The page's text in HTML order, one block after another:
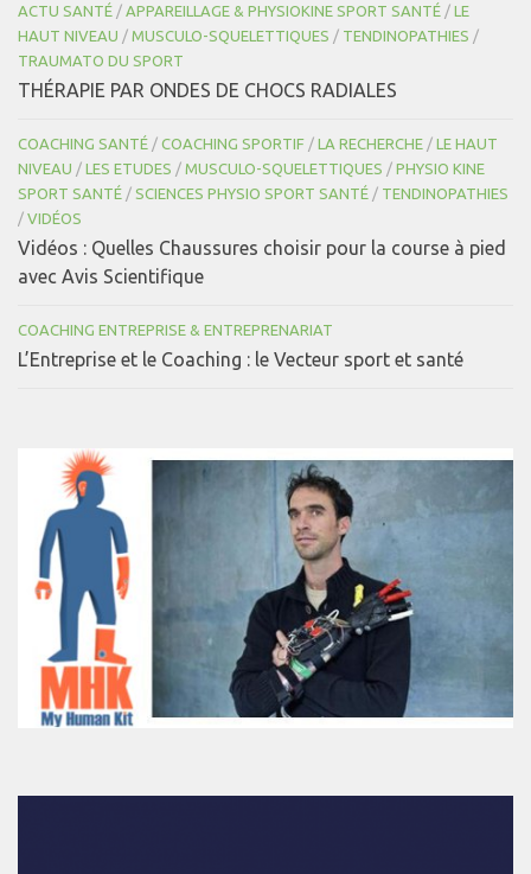
ACTU SANTÉ / APPAREILLAGE & PHYSIOKINE SPORT SANTÉ / LE
HAUT NIVEAU / MUSCULO-SQUELETTIQUES / TENDINOPATHIES /
TRAUMATO DU SPORT
THÉRAPIE PAR ONDES DE CHOCS RADIALES
COACHING SANTÉ / COACHING SPORTIF / LA RECHERCHE / LE HAUT
NIVEAU / LES ETUDES / MUSCULO-SQUELETTIQUES / PHYSIO KINE
SPORT SANTÉ / SCIENCES PHYSIO SPORT SANTÉ / TENDINOPATHIES
/ VIDÉOS
Vidéos : Quelles Chaussures choisir pour la course à pied
avec Avis Scientifique
COACHING ENTREPRISE & ENTREPRENARIAT
L’Entreprise et le Coaching : le Vecteur sport et santé